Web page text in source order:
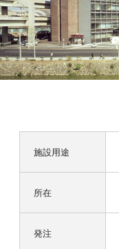
施設用途
所在
発注